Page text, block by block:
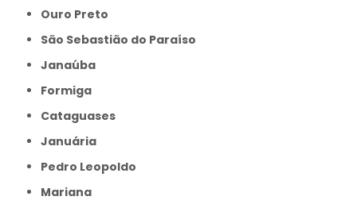
Ouro Preto
São Sebastião do Paraíso
Janaúba
Formiga
Cataguases
Januária
Pedro Leopoldo
Mariana